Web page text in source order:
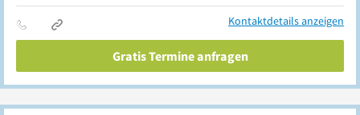
Kontaktdetails anzeigen
Gratis Termine anfragen